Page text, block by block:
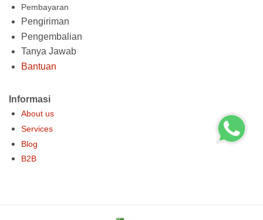
Pembayaran
Pengiriman
Pengembalian
Tanya Jawab
Bantuan
Informasi
About us
Services
Blog
B2B